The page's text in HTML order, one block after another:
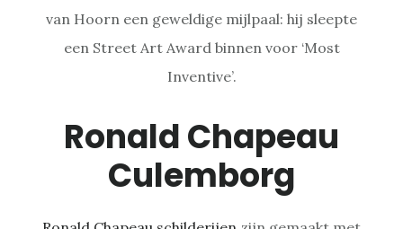
van Hoorn een geweldige mijlpaal: hij sleepte
een Street Art Award binnen voor ‘Most
Inventive’.
Ronald Chapeau
Culemborg